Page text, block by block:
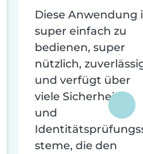
Diese Anwendung
super einfach zu
bedienen, super
nützlich,
und verfügt über
viele Sicherheits-
und
steme, die den